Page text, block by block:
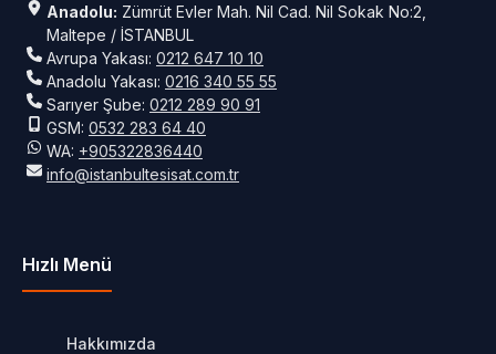
Anadolu: Zümrüt Evler Mah. Nil Cad. Nil Sokak No:2,
Maltepe / İSTANBUL
Avrupa Yakası: 0212 647 10 10
Anadolu Yakası: 0216 340 55 55
Sarıyer Şube: 0212 289 90 91
GSM: 0532 283 64 40
WA: +905322836440
info@istanbultesisat.com.tr
Hızlı Menü
Hakkımızda